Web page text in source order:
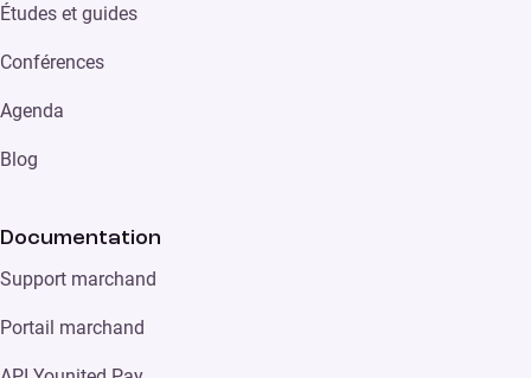
Études et guides
Conférences
Agenda
Blog
Documentation
Support marchand
Portail marchand